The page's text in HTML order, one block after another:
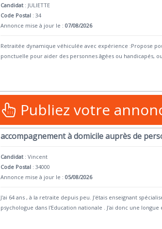
Candidat : JULIETTE
Code Postal : 34
Annonce mise à jour le :07/08/2026
Retraitée dynamique véhiculée avec expérience :Propose
ponctuelle pour aider des personnes âgées ou handicapés,
Publiez votre
accompagnement à domicile auprès de
Candidat :Vincent
Code Postal : 34000
Annonce mise à jour le :05/08/2026
J'ai 64 ans , à la retraite depuis peu. J'étais enseignant
psychologue dans l'Education nationale . J'ai donc une longue